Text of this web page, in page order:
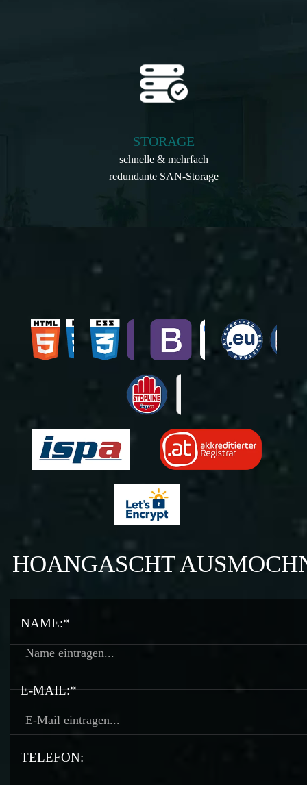
STORAGE
schnelle & mehrfach
redundante SAN-Storage
HOANGASCHT
NAME:*
E-MAIL:*
TELEFON: